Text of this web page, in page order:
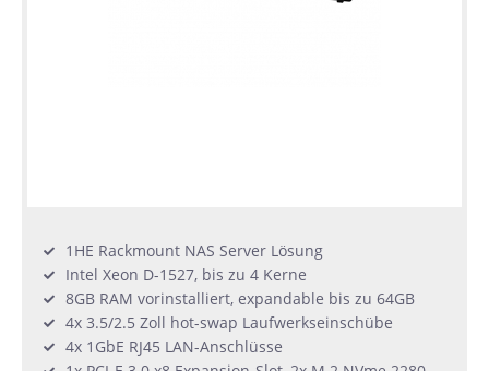
1HE Rackmount NAS Server Lösung
Intel Xeon D-1527, bis zu 4 Kerne
8GB RAM vorinstalliert, expandable bis zu 64GB
4x 3.5/2.5 Zoll hot-swap Laufwerkseinschübe
4x 1GbE RJ45 LAN-Anschlüsse